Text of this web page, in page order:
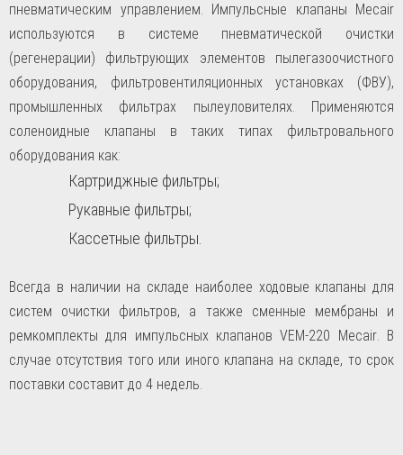
пневматическим управлением. Импульсные клапаны Mecair
используются в системе пневматической очистки
(регенерации) фильтрующих элементов пылегазоочистного
оборудования, фильтровентиляционных установках (ФВУ),
промышленных фильтрах пылеуловителях. Применяются
соленоидные клапаны в таких типах фильтровального
оборудования как:
Картриджные фильтры;
Рукавные фильтры;
Кассетные фильтры.
Всегда в наличии на складе наиболее ходовые клапаны для
систем очистки фильтров, а также сменные мембраны и
ремкомплекты для импульсных клапанов VEM-220
Mecair. В
случае отсутствия того или иного клапана на складе, то срок
поставки составит до 4 недель.